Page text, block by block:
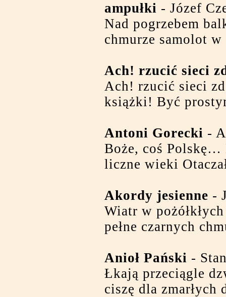
ampułki - Józef
Nad pogrzebem
chmurze samolot
Ach! rzucić sieci
Ach! rzucić sieci
książki! Być
Antoni Gorecki -
Boże, coś Polskę…
liczne wieki
Akordy jesienne -
Wiatr w
pełne czarnych
Anioł Pański -
Łkają przeciągle
ciszę dla zmarłych